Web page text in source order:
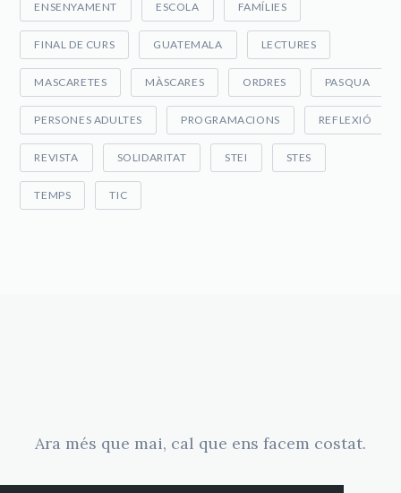
ENSENYAMENT ESCOLA FAMÍLIES
FINAL DE CURS GUATEMALA LECTURES
MASCARETES MÀSCARES ORDRES PASQUA
PERSONES ADULTES PROGRAMACIONS REFLEXIÓ
REVISTA SOLIDARITAT STEI STES
TEMPS TIC
Ara més que mai, cal que ens facem costat.